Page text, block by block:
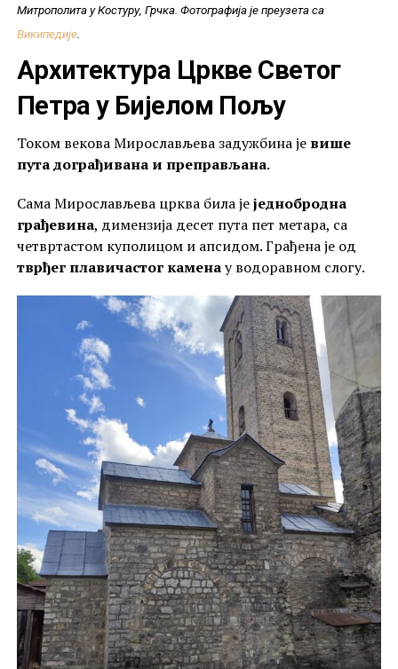
Митрополита у Костуру, Грчка. Фотографија је преузета са
Википедије.
Архитектура Цркве Светог
Петра у Бијелом Пољу
Током векова Мирослављева задужбина је више
пута дограђивана и преправљана.
Сама Мирослављева црква била јеједнобродна
грађевина, димензија десет пута пет метара, са
четвртастом куполицом и апсидом. Грађена је од
тврђег плавичастог каменау водоравном слогу.